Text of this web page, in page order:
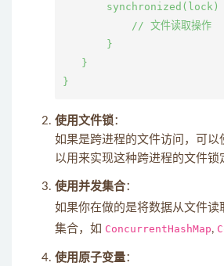
synchronized(lock)
           // 文件读取操作
       }
   }
使用文件锁 ：
如果是跨进程的文件访问，可以
以用来实现这种跨进程的文件锁
使用并发集合：
如果你在做的是将数据从文件
集合，如 ConcurrentHashMap,
使用原子变量：